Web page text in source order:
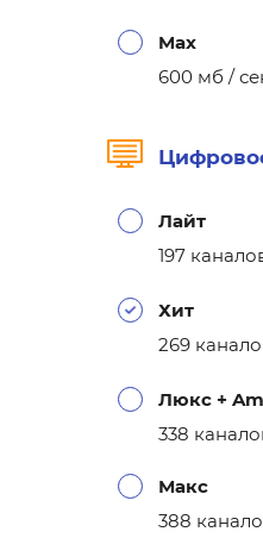
600 мб /
Max
Лайт
197
Хит
269
Люкс +
338
Макс
388